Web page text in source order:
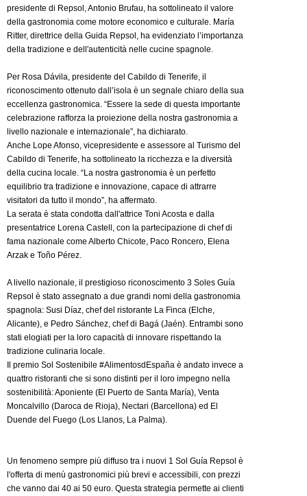
presidente di Repsol, Antonio Brufau, ha sottolineato il valore
della gastronomia come motore economico e culturale. María
Ritter, direttrice della Guida Repsol, ha evidenziato l’importanza
della tradizione e dell'autenticità nelle cucine spagnole.
Per Rosa Dávila, presidente del Cabildo di Tenerife, il
riconoscimento ottenuto dall’isola è un segnale chiaro della sua
eccellenza gastronomica. “Essere la sede di questa importante
celebrazione rafforza la proiezione della nostra gastronomia a
livello nazionale e internazionale”, ha dichiarato.
Anche Lope Afonso, vicepresidente e assessore al Turismo del
Cabildo di Tenerife, ha sottolineato la ricchezza e la diversità
della cucina locale. “La nostra gastronomia è un perfetto
equilibrio tra tradizione e innovazione, capace di attrarre
visitatori da tutto il mondo”, ha affermato.
La serata è stata condotta dall'attrice Toni Acosta e dalla
presentatrice Lorena Castell, con la partecipazione di chef di
fama nazionale come Alberto Chicote, Paco Roncero, Elena
Arzak e Toño Pérez.
A livello nazionale, il prestigioso riconoscimento 3 Soles Guía
Repsol è stato assegnato a due grandi nomi della gastronomia
spagnola: Susi Díaz, chef del ristorante La Finca (Elche,
Alicante), e Pedro Sánchez, chef di Bagá (Jaén). Entrambi sono
stati elogiati per la loro capacità di innovare rispettando la
tradizione culinaria locale.
Il premio Sol Sostenibile #AlimentosdEspaña è andato invece a
quattro ristoranti che si sono distinti per il loro impegno nella
sostenibilità: Aponiente (El Puerto de Santa María), Venta
Moncalvillo (Daroca de Rioja), Nectari (Barcellona) ed El
Duende del Fuego (Los Llanos, La Palma).
Un fenomeno sempre più diffuso tra i nuovi 1 Sol Guía Repsol è
l'offerta di menù gastronomici più brevi e accessibili, con prezzi
che vanno dai 40 ai 50 euro. Questa strategia permette ai clienti